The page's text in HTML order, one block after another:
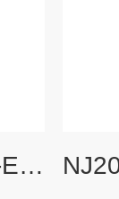
P+F安全栅KFD2-STV3-Ex1-2提供报关单